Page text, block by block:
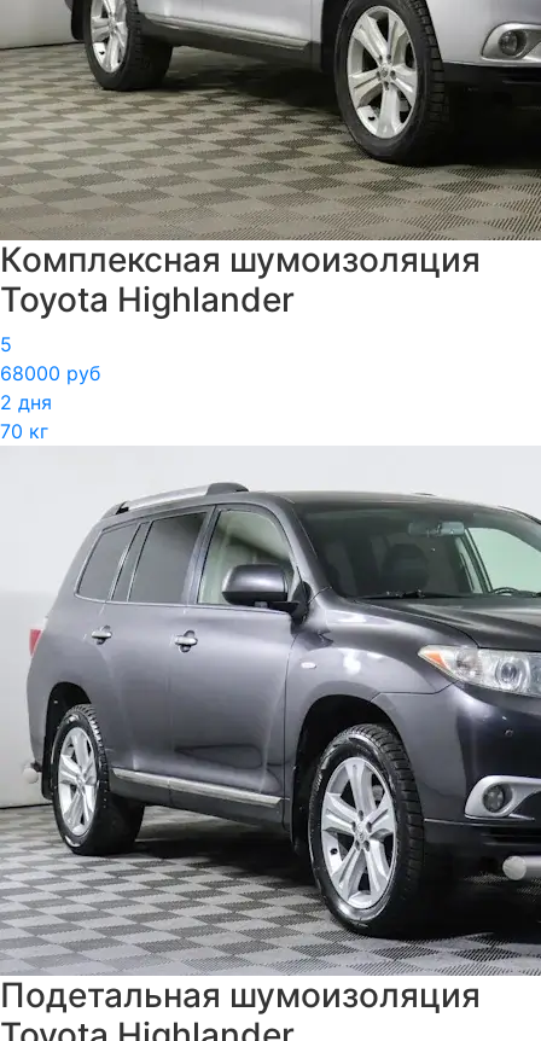
Комплексная шумоизоляция
Toyota Highlander
5
68000 руб
2 дня
70 кг
Подетальная шумоизоляция